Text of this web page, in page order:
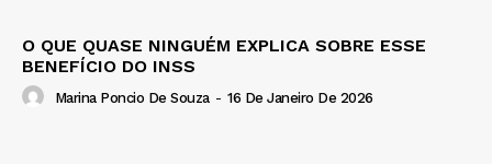
O QUE QUASE NINGUÉM EXPLICA SOBRE ESSE
BENEFÍCIO DO INSS
Marina Poncio De Souza - 16 De Janeiro De 2026